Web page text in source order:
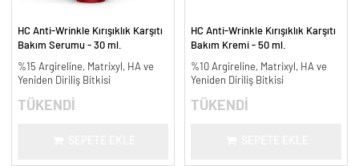
HC Anti-Wrinkle Kırışıklık Karşıtı
Bakım Serumu - 30 ml.
%15 Argireline, Matrixyl, HA ve
Yeniden Diriliş Bitkisi
TÜKENDİ
HC Anti-Wrinkle Kırışıklık Karşıtı
Bakım Kremi - 50 ml.
%10 Argireline, Matrixyl, HA ve
Yeniden Diriliş Bitkisi
TÜKENDİ